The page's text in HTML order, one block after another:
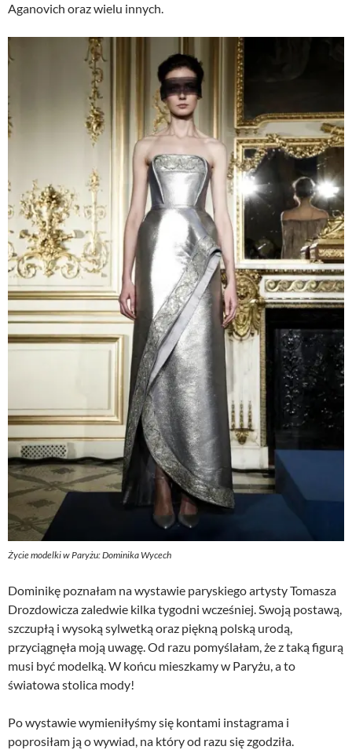
Aganovich oraz wielu innych.
Życie modelki w Paryżu: Dominika Wycech
Dominikę poznałam na wystawie paryskiego artysty Tomasza
Drozdowicza zaledwie kilka tygodni wcześniej. Swoją postawą,
szczupłą i wysoką sylwetką oraz piękną polską urodą,
przyciągnęła moją uwagę. Od razu pomyślałam, że z taką figurą
musi być modelką. W końcu mieszkamy w Paryżu, a to
światowa stolica mody!
Po wystawie wymieniłyśmy się kontami instagrama i
poprosiłam ją o wywiad, na który od razu się zgodziła.